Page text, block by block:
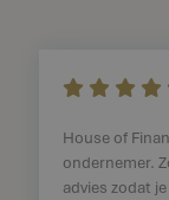
   
House of
ondernemer.
advies zodat